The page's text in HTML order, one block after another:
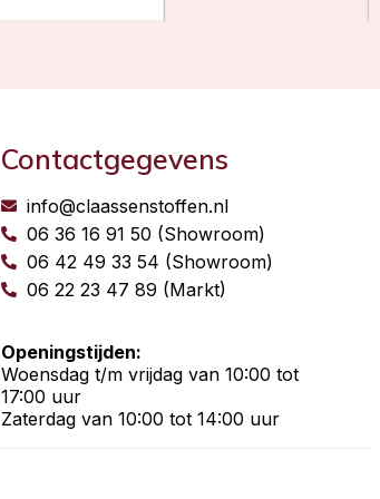
Contactgegevens
info@claassenstoffen.nl
06 36 16 91 50 (Showroom)
06 42 49 33 54 (Showroom)
06 22 23 47 89 (Markt)
Openingstijden:
Woensdag t/m vrijdag van 10:00 tot
17:00 uur
Zaterdag van 10:00 tot 14:00 uur